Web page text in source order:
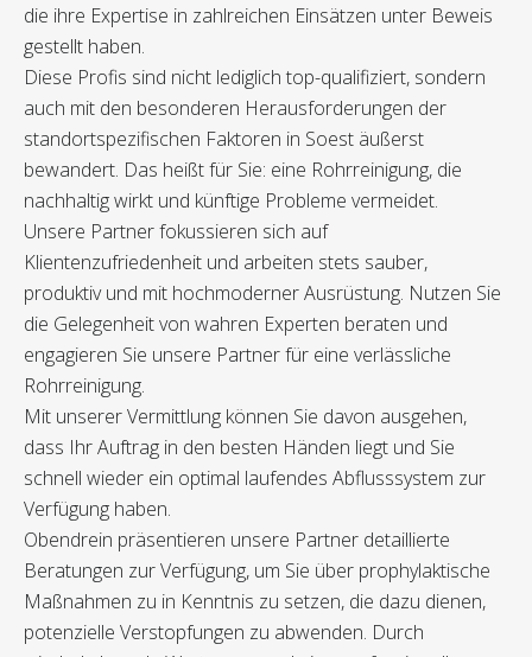
die ihre Expertise in zahlreichen Einsätzen unter Beweis
gestellt haben.
Diese Profis sind nicht lediglich top-qualifiziert, sondern
auch mit den besonderen Herausforderungen der
standortspezifischen Faktoren in Soest äußerst
bewandert. Das heißt für Sie: eine Rohrreinigung, die
nachhaltig wirkt und künftige Probleme vermeidet.
Unsere Partner fokussieren sich auf
Klientenzufriedenheit und arbeiten stets sauber,
produktiv und mit hochmoderner Ausrüstung. Nutzen Sie
die Gelegenheit von wahren Experten beraten und
engagieren Sie unsere Partner für eine verlässliche
Rohrreinigung.
Mit unserer Vermittlung können Sie davon ausgehen,
dass Ihr Auftrag in den besten Händen liegt und Sie
schnell wieder ein optimal laufendes Abflusssystem zur
Verfügung haben.
Obendrein präsentieren unsere Partner detaillierte
Beratungen zur Verfügung, um Sie über prophylaktische
Maßnahmen zu in Kenntnis zu setzen, die dazu dienen,
potenzielle Verstopfungen zu abwenden. Durch